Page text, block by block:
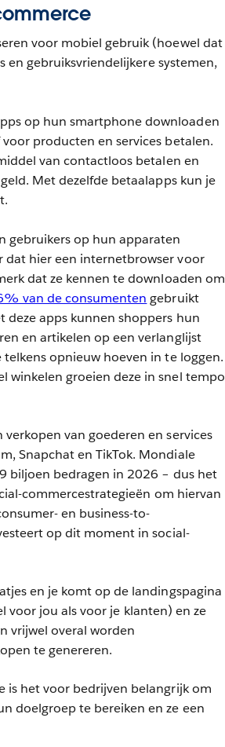
voor mobiel gebruik (hoewel dat
gebruiksvriendelijkere systemen,
op hun smartphone downloaden
producten en services betalen.
van contactloos betalen en
Met dezelfde betaalapps kun je
gebruikers op hun apparaten
dat hier een internetbrowser voor
dat ze kennen te downloaden om
van de consumenten gebruikt
apps kunnen shoppers hun
en artikelen op een verlanglijst
opnieuw hoeven in te loggen.
winkelen groeien deze in snel tempo
van goederen en services
Snapchat en TikTok. Mondiale
biljoen bedragen in 2026 – dus het
commercestrategieën om hiervan
en business-to-
op dit moment in social-
en je komt op de landingspagina
voor jou als voor je klanten) en ze
vrijwel overal worden
te genereren.
het voor bedrijven belangrijk om
doelgroep te bereiken en ze een